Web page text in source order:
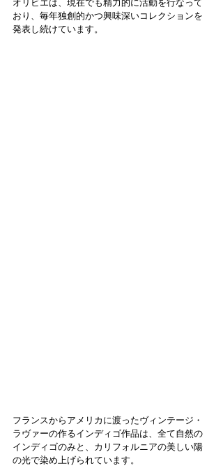
オリビエは、現在でも精力的に活動を行なって
おり、毎年独創的かつ興味深いコレクションを
発表し続けています。
フランスからアメリカに渡ったヴィンテージ・
ラヴァーの作るインディゴ作品は、全て自然の
インディゴのみと、カリフォルニアの美しい陽
の光で染め上げられています。